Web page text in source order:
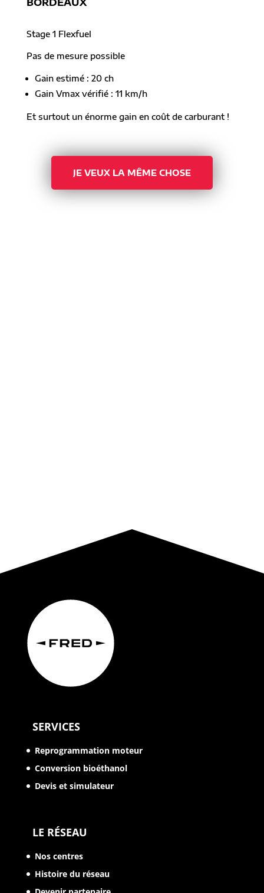
Stage 1 Flexfuel
Pas de mesure possible
Gain estimé : 20 ch
Gain Vmax vérifié : 11 km/h
Et surtout un énorme gain en coût de carburant !
JE VEUX LA MÊME CHOSE
SERVICES
Reprogrammation moteur
Conversion bioéthanol
Devis et simulateur
LE RÉSEAU
Nos centres
Histoire du réseau